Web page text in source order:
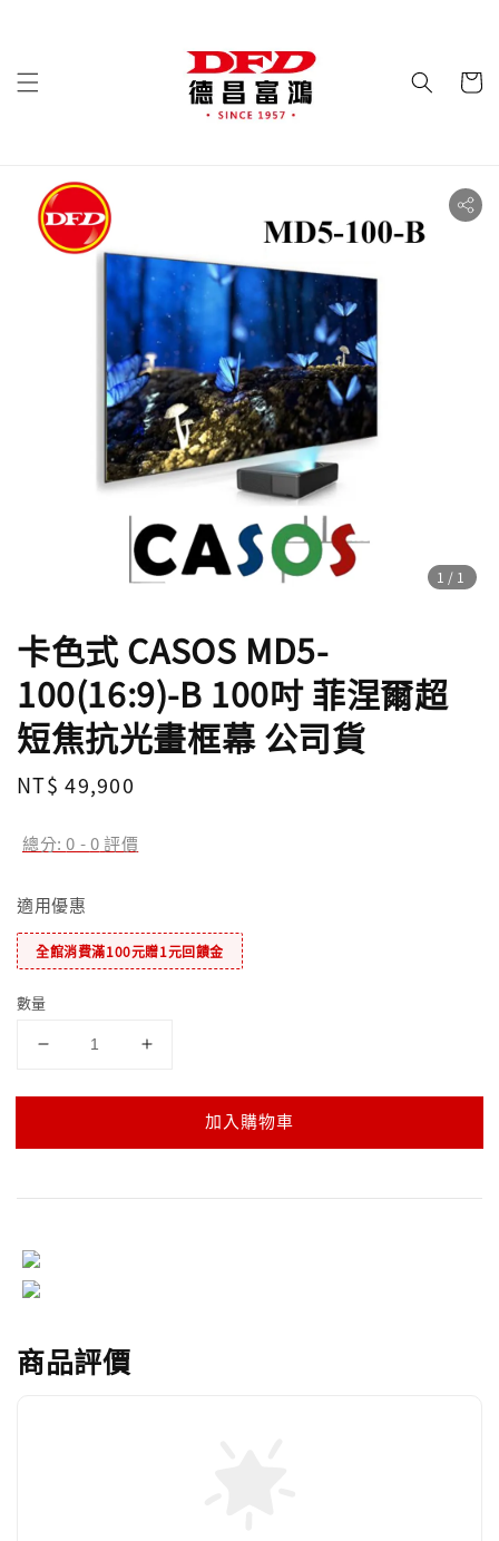
1 /1
卡色式 CASOS MD5-
100(16:9)-B 100吋 菲涅爾超
短焦抗光畫框幕 公司貨
Regular
NT$ 49,900
總分:0 -0評價
適用優惠
全館消費滿100元贈1元回饋金
數量
加入購物車
商品評價